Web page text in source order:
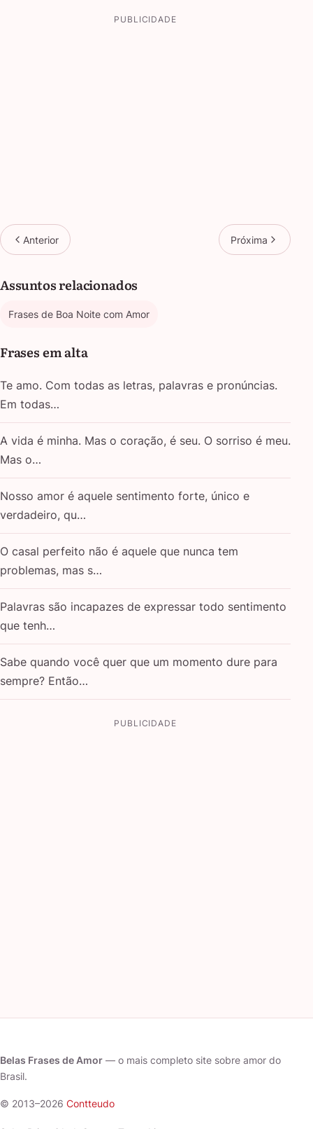
PUBLICIDADE
Anterior Próxima
Assuntos relacionados
Frases de Boa Noite com Amor
Frases em alta
Te amo. Com todas as letras, palavras e pronúncias.
Em todas…
A vida é minha. Mas o coração, é seu. O sorriso é meu.
Mas o…
Nosso amor é aquele sentimento forte, único e
verdadeiro, qu…
O casal perfeito não é aquele que nunca tem
problemas, mas s…
Palavras são incapazes de expressar todo sentimento
que tenh…
Sabe quando você quer que um momento dure para
sempre? Então…
PUBLICIDADE
Belas Frases de Amor — o mais completo site sobre amor do
Brasil.
© 2013–2026 Contteudo